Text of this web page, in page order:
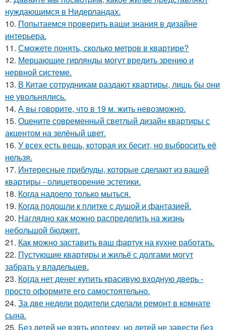
нуждающимся в Нидерландах.
10. Попытаемся проверить ваши знания в дизайне
интерьера.
11. Сможете понять, сколько метров в квартире?
12. Мерцающие гирлянды могут вредить зрению и
нервной системе.
13. В Китае сотрудникам раздают квартиры, лишь бы они
не увольнялись.
14. А вы говорите, что в 19 м. жить невозможно.
15. Оцените современный светлый дизайн квартиры с
акцентом на зелёный цвет.
16. У всех есть вещь, которая их бесит, но выбросить её
нельзя.
17. Интересные приблуды, которые сделают из вашей
квартиры - олицетворение эстетики.
18. Когда надоело только мыться.
19. Когда подошли к плитке с душой и фантазией.
20. Наглядно как можно распределить на жизнь
небольшой бюджет.
21. Как можно заставить ваш фартук на кухне работать.
22. Пустующие квартиры и жильё с долгами могут
забрать у владельцев.
23. Когда нет денег купить красивую входную дверь -
просто оформите его самостоятельно.
24. За две недели родители сделали ремонт в комнате
сына.
25. Без детей не взять ипотеку, но детей не завести без